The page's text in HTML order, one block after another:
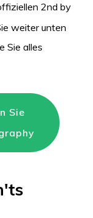
2nd by
weiter unten
Sie alles
Sie